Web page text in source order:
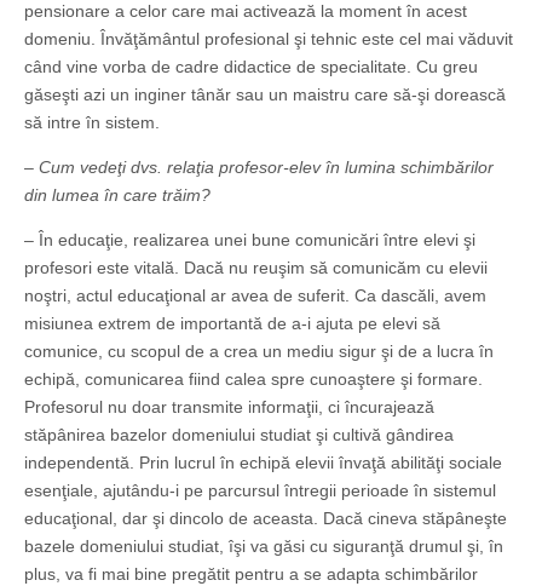
pensionare a celor care mai activează la moment în acest
domeniu. Învăţământul profesional şi tehnic este cel mai văduvit
când vine vorba de cadre didactice de specialitate. Cu greu
găseşti azi un inginer tânăr sau un maistru care să-şi dorească
să intre în sistem.
– Cum vedeţi dvs. relaţia profesor-elev în lumina schimbărilor
din lumea în care trăim?
– În educaţie, realizarea unei bune comunicări între elevi şi
profesori este vitală. Dacă nu reuşim să comunicăm cu elevii
noştri, actul educaţional ar avea de suferit. Ca dascăli, avem
misiunea extrem de importantă de a-i ajuta pe elevi să
comunice, cu scopul de a crea un mediu sigur şi de a lucra în
echipă, comunicarea fiind calea spre cunoaştere şi formare.
Profesorul nu doar transmite informaţii, ci încurajează
stăpânirea bazelor domeniului studiat şi cultivă gândirea
independentă. Prin lucrul în echipă elevii învaţă abilităţi sociale
esenţiale, ajutându-i pe parcursul întregii perioade în sistemul
educaţional, dar şi dincolo de aceasta. Dacă cineva stăpâneşte
bazele domeniului studiat, îşi va găsi cu siguranţă drumul şi, în
plus, va fi mai bine pregătit pentru a se adapta schimbărilor